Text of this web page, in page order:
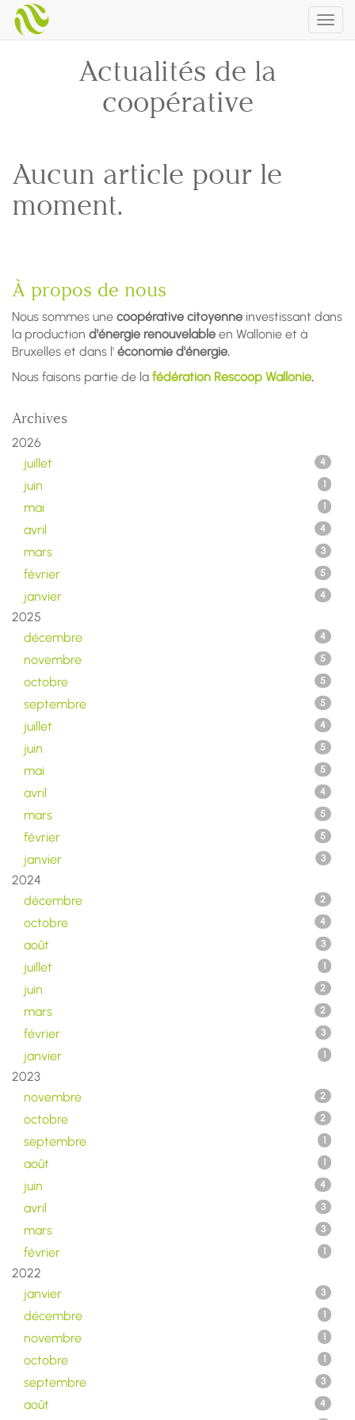
Actualités de la
coopérative
Aucun article pour le
moment.
À propos de nous
Nous sommes une coopérative citoyenne investissant dans
la production d'énergie renouvelable en Wallonie et à
Bruxelles et dans l' économie d'énergie.
Nous faisons partie de la fédération Rescoop Wallonie.
Archives
2026
juillet
4
juin 1
mai 1
avril 4
mars 3
février 5
janvier 4
2025
décembre
4
novembre 5
octobre 5
septembre 5
juillet 4
juin 5
mai 5
avril 4
mars 5
février 5
janvier 3
2024
décembre
2
octobre 4
août 3
juillet 1
juin 2
mars 2
février 3
janvier 1
2023
novembre
2
octobre 2
septembre 1
août 1
juin 4
avril 3
mars 3
février 1
2022
janvier
3
décembre 1
novembre 1
octobre 1
septembre 3
août 4